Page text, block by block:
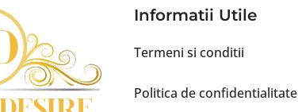
Informatii Utile
Termeni si conditii
Politica de confidentialitate